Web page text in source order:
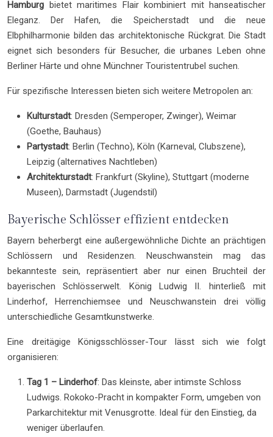
Hamburg bietet maritimes Flair kombiniert mit hanseatischer
Eleganz. Der Hafen, die Speicherstadt und die neue
Elbphilharmonie bilden das architektonische Rückgrat. Die Stadt
eignet sich besonders für Besucher, die urbanes Leben ohne
Berliner Härte und ohne Münchner Touristentrubel suchen.
Für spezifische Interessen bieten sich weitere Metropolen an:
Kulturstadt: Dresden (Semperoper, Zwinger), Weimar
(Goethe, Bauhaus)
Partystadt: Berlin (Techno), Köln (Karneval, Clubszene),
Leipzig (alternatives Nachtleben)
Architekturstadt: Frankfurt (Skyline), Stuttgart (moderne
Museen), Darmstadt (Jugendstil)
Bayerische Schlösser effizient entdecken
Bayern beherbergt eine außergewöhnliche Dichte an prächtigen
Schlössern und Residenzen. Neuschwanstein mag das
bekannteste sein, repräsentiert aber nur einen Bruchteil der
bayerischen Schlösserwelt. König Ludwig II. hinterließ mit
Linderhof, Herrenchiemsee und Neuschwanstein drei völlig
unterschiedliche Gesamtkunstwerke.
Eine dreitägige Königsschlösser-Tour lässt sich wie folgt
organisieren:
Tag 1 – Linderhof: Das kleinste, aber intimste Schloss
Ludwigs. Rokoko-Pracht in kompakter Form, umgeben von
Parkarchitektur mit Venusgrotte. Ideal für den Einstieg, da
weniger überlaufen.